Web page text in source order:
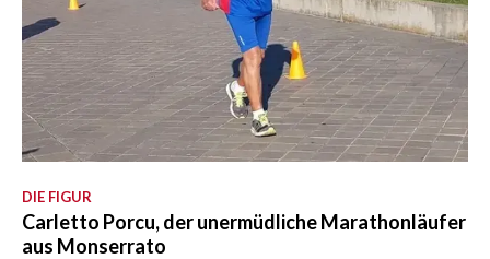
DIE FIGUR
Carletto Porcu, der unermüdliche Marathonläufer
aus Monserrato